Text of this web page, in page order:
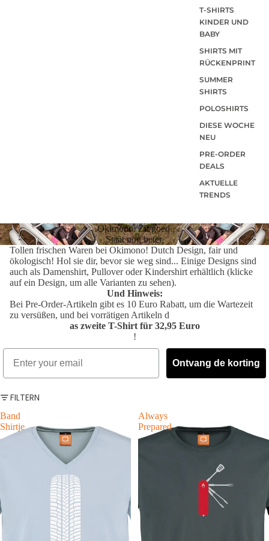
T-SHIRTS
KINDER UND
BABY
SHIRTS MIT
RÜCKENPRINT
SUMMER
SHIRTS
POLOSHIRTS
DIESE WOCHE
NEU
PRE-ORDER
DEALS
AKTUELLE
TRENDS
Okimono. Zit goed.
Staat nog beter.
Tollen frischen Waren bei Okimono! Dutch Design, fair und
ökologisch! Hol sie dir, bevor sie weg sind... Einige Designs sind
auch als Damenshirt, Pullover oder Kindershirt erhältlich (klicke
auf ein Design, um alle Varianten zu sehen).
Und Hinweis:
Bei Pre-Order-Artikeln gibt es 10 Euro Rabatt, um die Wartezeit
zu versüßen, und bei vorrätigen Artikeln d
as zweite T-Shirt für 32,95 Euro
!
Ontvang de korting
FILTERN
Band
Shirtje
Always
Prepared